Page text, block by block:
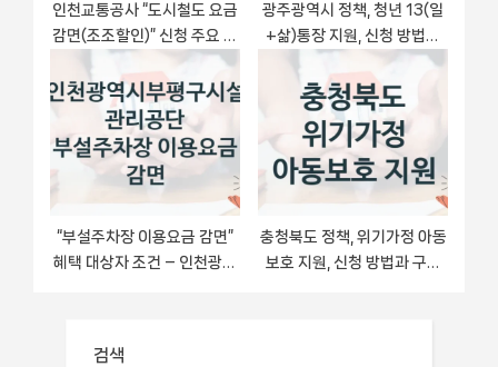
인천교통공사 “도시철도 요금
감면(조조할인)” 신청 주요 정
보 – 접수 마감일과 신청 절차
광주광역시 정책, 청년 13(일
+삶)통장 지원, 신청 방법과
“부설주차장 이용요금 감면”
혜택 대상자 조건 – 인천광역
충청북도 정책, 위기가정 아동
보호 지원, 신청 방법과 구비
검색